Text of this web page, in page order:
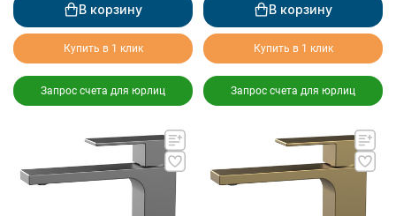
В корзину
Купить в 1 клик
Запрос счета для юрлиц
В корзину
Купить в 1 клик
Запрос счета для юрлиц